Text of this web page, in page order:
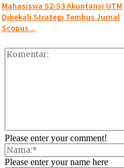
Mahasiswa S2-S3 Akuntansi UTM
Dibekali Strategi Tembus Jurnal
Scopus...
Please enter your comment!
Please enter your name here